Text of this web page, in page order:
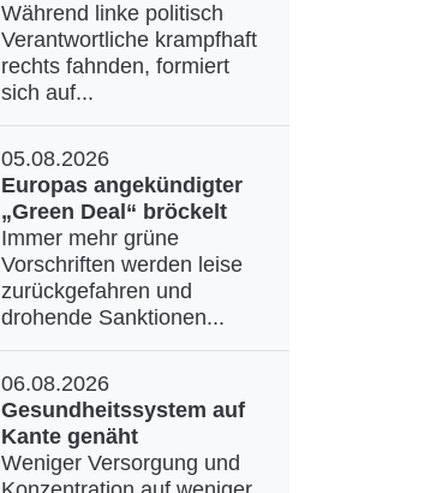
Während linke politisch
Verantwortliche krampfhaft
rechts fahnden, formiert
sich auf...
05.08.2026
Europas angekündigter
„Green Deal“ bröckelt
Immer mehr grüne
Vorschriften werden leise
zurückgefahren und
drohende Sanktionen...
06.08.2026
Gesundheitssystem auf
Kante genäht
Weniger Versorgung und